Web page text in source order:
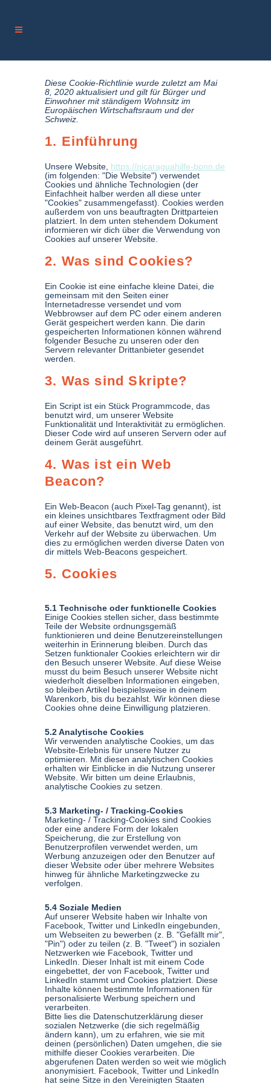
Diese Cookie-Richtlinie wurde zuletzt am Mai
8, 2020 aktualisiert und gilt für Bürger und
Einwohner mit ständigem Wohnsitz im
Europäischen Wirtschaftsraum und der
Schweiz.
1. Einführung
Unsere Website, https://nicaraguahilfe-bonn.de
(im folgenden: "Die Website") verwendet
Cookies und ähnliche Technologien (der
Einfachheit halber werden all diese unter
"Cookies" zusammengefasst). Cookies werden
außerdem von uns beauftragten Drittparteien
platziert. In dem unten stehendem Dokument
informieren wir dich über die Verwendung von
Cookies auf unserer Website.
2. Was sind Cookies?
Ein Cookie ist eine einfache kleine Datei, die
gemeinsam mit den Seiten einer
Internetadresse versendet und vom
Webbrowser auf dem PC oder einem anderen
Gerät gespeichert werden kann. Die darin
gespeicherten Informationen können während
folgender Besuche zu unseren oder den
Servern relevanter Drittanbieter gesendet
werden.
3. Was sind Skripte?
Ein Script ist ein Stück Programmcode, das
benutzt wird, um unserer Website
Funktionalität und Interaktivität zu ermöglichen.
Dieser Code wird auf unseren Servern oder auf
deinem Gerät ausgeführt.
4. Was ist ein Web
Beacon?
Ein Web-Beacon (auch Pixel-Tag genannt), ist
ein kleines unsichtbares Textfragment oder Bild
auf einer Website, das benutzt wird, um den
Verkehr auf der Website zu überwachen. Um
dies zu ermöglichen werden diverse Daten von
dir mittels Web-Beacons gespeichert.
5. Cookies
5.1 Technische oder funktionelle Cookies
Einige Cookies stellen sicher, dass bestimmte
Teile der Website ordnungsgemäß
funktionieren und deine Benutzereinstellungen
weiterhin in Erinnerung bleiben. Durch das
Setzen funktionaler Cookies erleichtern wir dir
den Besuch unserer Website. Auf diese Weise
musst du beim Besuch unserer Website nicht
wiederholt dieselben Informationen eingeben,
so bleiben Artikel beispielsweise in deinem
Warenkorb, bis du bezahlst. Wir können diese
Cookies ohne deine Einwilligung platzieren.
5.2 Analytische Cookies
Wir verwenden analytische Cookies, um das
Website-Erlebnis für unsere Nutzer zu
optimieren. Mit diesen analytischen Cookies
erhalten wir Einblicke in die Nutzung unserer
Website. Wir bitten um deine Erlaubnis,
analytische Cookies zu setzen.
5.3 Marketing- / Tracking-Cookies
Marketing- / Tracking-Cookies sind Cookies
oder eine andere Form der lokalen
Speicherung, die zur Erstellung von
Benutzerprofilen verwendet werden, um
Werbung anzuzeigen oder den Benutzer auf
dieser Website oder über mehrere Websites
hinweg für ähnliche Marketingzwecke zu
verfolgen.
5.4 Soziale Medien
Auf unserer Website haben wir Inhalte von
Facebook, Twitter und LinkedIn eingebunden,
um Webseiten zu bewerben (z. B. "Gefällt mir",
"Pin") oder zu teilen (z. B. "Tweet") in sozialen
Netzwerken wie Facebook, Twitter und
LinkedIn. Dieser Inhalt ist mit einem Code
eingebettet, der von Facebook, Twitter und
LinkedIn stammt und Cookies platziert. Diese
Inhalte können bestimmte Informationen für
personalisierte Werbung speichern und
verarbeiten.
Bitte lies die Datenschutzerklärung dieser
sozialen Netzwerke (die sich regelmäßig
ändern kann), um zu erfahren, wie sie mit
deinen (persönlichen) Daten umgehen, die sie
mithilfe dieser Cookies verarbeiten. Die
abgerufenen Daten werden so weit wie möglich
anonymisiert. Facebook, Twitter und LinkedIn
hat seine Sitze in den Vereinigten Staaten